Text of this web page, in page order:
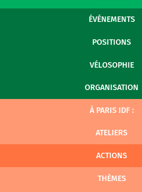
ÉVÉNEMENTS
POSITIONS
VÉLOSOPHIE
ORGANISATION
À PARIS IDF :
ATELIERS
ACTIONS
THÈMES